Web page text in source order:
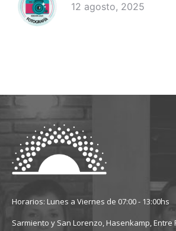
12 agosto, 2025
Horarios: Lunes a Viernes de 07:00 - 13:00hs
Sarmiento y San Lorenzo, Hasenkamp, Entre